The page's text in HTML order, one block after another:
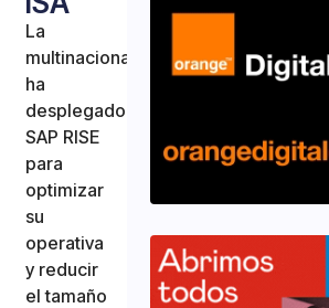
La
multinacional
ha
desplegado
SAP RISE
para
optimizar
su
operativa
y reducir
el tamaño